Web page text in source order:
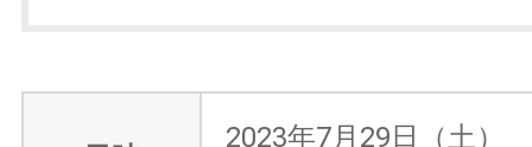
2023年7月29日（土）